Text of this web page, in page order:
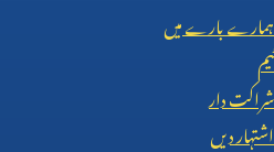
ہمارے بارے میں
ٹیم
شراکت دار
اشتہار دیں